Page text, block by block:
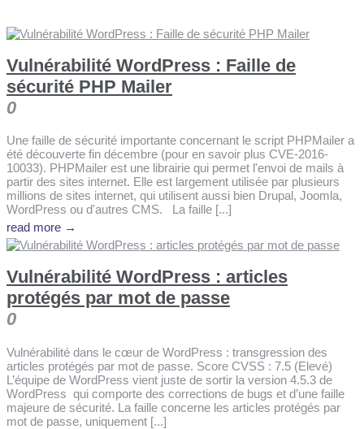
Vulnérabilité WordPress : Faille de
sécurité PHP Mailer
0
Une faille de sécurité importante concernant le script PHPMailer a
été découverte fin décembre (pour en savoir plus CVE-2016-
10033). PHPMailer est une librairie qui permet l'envoi de mails à
partir des sites internet. Elle est largement utilisée par plusieurs
millions de sites internet, qui utilisent aussi bien Drupal, Joomla,
WordPress ou d'autres CMS. La faille [...]
read more →
Vulnérabilité WordPress : articles
protégés par mot de passe
0
Vulnérabilité dans le cœur de WordPress : transgression des
articles protégés par mot de passe. Score CVSS : 7.5 (Elevé)
L’équipe de WordPress vient juste de sortir la version 4.5.3 de
WordPress qui comporte des corrections de bugs et d’une faille
majeure de sécurité. La faille concerne les articles protégés par
mot de passe, uniquement [...]